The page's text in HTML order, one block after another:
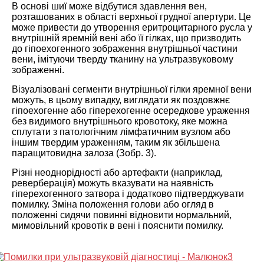
В основі шиї може відбутися здавлення вен,
розташованих в області верхньої грудної апертури. Це
може привести до утворення еритроцитарного русла у
внутрішній яремній вені або її гілках, що призводить
до гіпоехогенного зображення внутрішньої частини
вени, імітуючи тверду тканину на ультразвуковому
зображенні.
Візуалізовані сегменти внутрішньої гілки яремної вени
можуть, в цьому випадку, виглядати як поздовжнє
гіпоехогенне або гіперехогенне осередкове ураження
без видимого внутрішнього кровотоку, яке можна
сплутати з патологічним лімфатичним вузлом або
іншим твердим ураженням, таким як збільшена
паращитовидна залоза (Зобр. 3).
Різні неоднорідності або артефакти (наприклад,
реверберація) можуть вказувати на наявність
гіперехогенного затвора і додатково підтверджувати
помилку. Зміна положення голови або огляд в
положенні сидячи повинні відновити нормальний,
мимовільний кровотік в вені і пояснити помилку.